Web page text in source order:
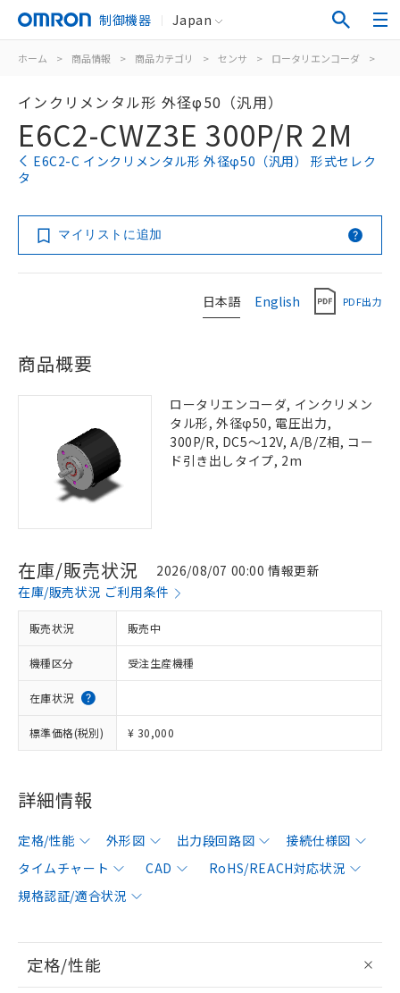
制御機器 Japan
ホーム > 商品情報 > 商品カテゴリ > センサ > ロータリエンコーダ >
インクリメンタル形 外径φ50（汎用）
E6C2-CWZ3E 300P/R 2M
E6C2-C インクリメンタル形 外径φ50（汎用） 形式セレク
タ
マイリストに追加
日本語 English PDF出力
商品概要
ロータリエンコーダ, インクリメン
タル形, 外径φ50, 電圧出力,
300P/R, DC5～12V, A/B/Z相, コー
ド引き出しタイプ, 2m
在庫/販売状況
2026/08/07 00:00 情報更新
在庫/販売状況 ご利用条件
販売状況 販売中
機種区分 受注生産機種
在庫状況
標準価格(税別) ¥ 30,000
詳細情報
定格/性能 外形図 出力段回路図
接続仕様図
タイムチャート
CAD
RoHS/REACH対応状況
規格認証/適合状況
定格/性能